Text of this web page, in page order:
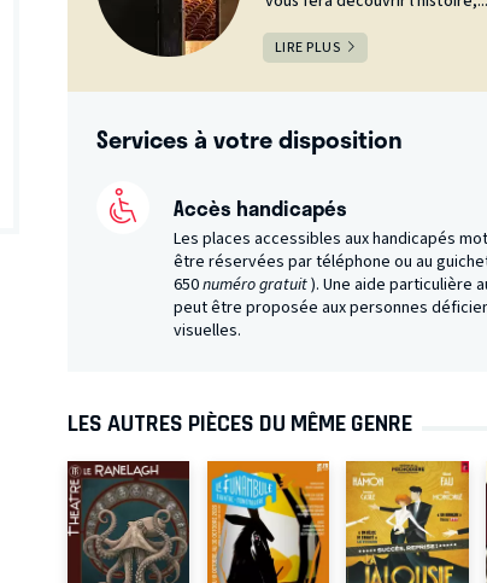
LIRE PLUS
Services à votre disposition
Accès handicapés
Les places accessibles aux handicapés
être réservées par téléphone ou au
650numéro gratuit). Une aide particulière
peut être proposée aux personnes
visuelles.
LES AUTRES PIÈCES DU MÊME GENRE